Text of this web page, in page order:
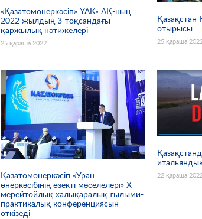
«Қазатомөнеркәсіп» ҰАК» АҚ-ның
2022 жылдың 3-тоқсандағы
қаржылық нәтижелері
25 қараша 2022
Қазақстан-
отырысы
25 қараша
Қазатомөнеркәсіп «Уран
өнеркәсібінің өзекті мәселелері» Х
мерейтойлық халықаралық ғылыми-
практикалық конференциясын
өткізеді
22 қараша